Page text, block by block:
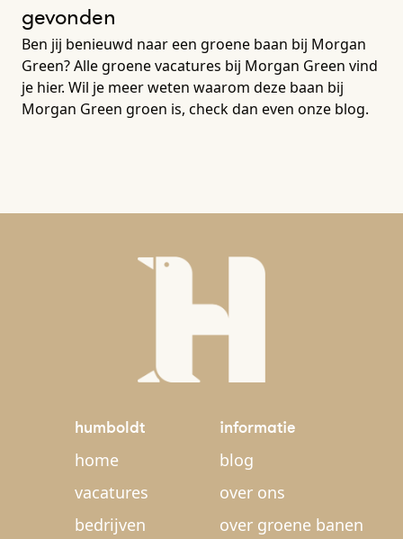
gevonden
Ben jij benieuwd naar een groene baan bij Morgan
Green? Alle groene vacatures bij Morgan Green vind
je hier. Wil je meer weten waarom deze baan bij
Morgan Green groen is, check dan even onze blog.
humboldt
home
vacatures
bedrijven
informatie
blog
over ons
over groene banen